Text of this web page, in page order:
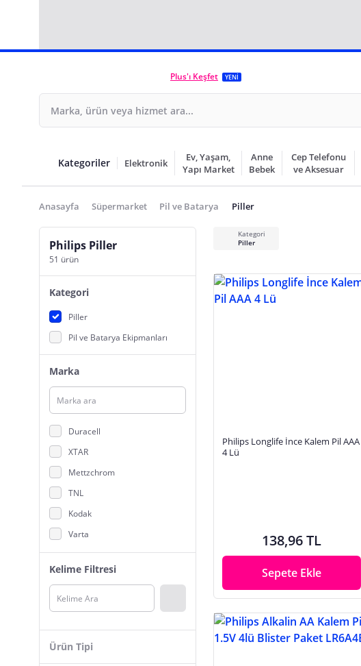
Plus'ı Keşfet YENİ
Kategoriler Elektronik
Ev, Yaşam,
Yapı Market
Anne
Bebek
Cep Telefonu
ve Aksesuar
Anasayfa Süpermarket Pil ve Batarya Piller
Philips Piller
51 ürün
Kategori
Piller
Pil ve Batarya Ekipmanları
Marka
Duracell
XTAR
Mettzchrom
TNL
Kodak
Varta
I-Gen Batteries
Ttec
Aspilsan
Kelime Filtresi
Ürün Tipi
Kategori
Piller
Philips Longlife İnce Kalem Pil AAA
4 Lü
138,96 TL
Sepete Ekle